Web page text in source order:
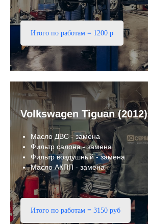
Итого по работам = 1200 р
Volkswagen Tiguan (2012)
Масло ДВС - замена
Фильтр салона - замена
Фильтр воздушный - замена
Масло АКПП - замена
Итого по работам = 3150 руб